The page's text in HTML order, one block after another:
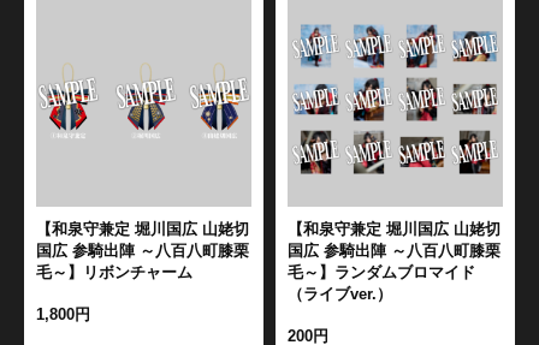
【和泉守兼定 堀川国広 山姥切
国広 参騎出陣 ～八百八町膝栗
毛～】リボンチャーム
1,800円
【和泉守兼定 堀川国広 山姥切
国広 参騎出陣 ～八百八町膝栗
毛～】ランダムブロマイド
（ライブver.）
200円